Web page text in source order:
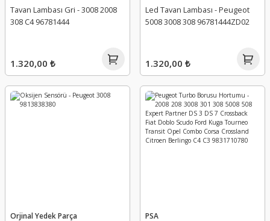
Tavan Lambası Gri - 3008 2008
308 C4 96781444
1.320,00 ₺
Led Tavan Lambası - Peugeot
5008 3008 308 96781444ZD02
1.320,00 ₺
Orjinal Yedek Parça PSA